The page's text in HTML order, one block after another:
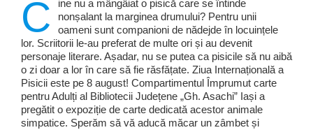
C
ine nu a mângâiat o pisică care se întinde
nonșalant la marginea drumului? Pentru unii
oameni sunt companioni de nădejde în locuințele
lor. Scriitorii le-au preferat de multe ori și au devenit
personaje literare. Așadar, nu se putea ca pisicile să nu aibă
o zi doar a lor în care să fie răsfățate. Ziua Internațională a
Pisicii este pe 8 august! Compartimentul Împrumut carte
pentru Adulți al Bibliotecii Județene „Gh. Asachi” Iași a
pregătit o expoziție de carte dedicată acestor animale
simpatice. Sperăm să vă aducă măcar un zâmbet și